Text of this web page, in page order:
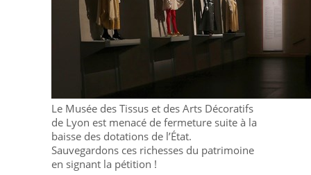
Le Musée des Tissus et des Arts Décoratifs
de Lyon est menacé de fermeture suite à la
baisse des dotations de l’État.
Sauvegardons ces richesses du patrimoine
en signant la pétition !